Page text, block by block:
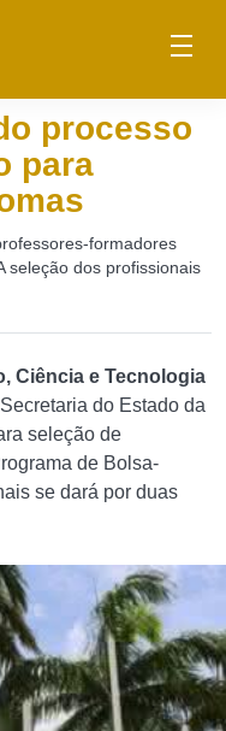
processo
para
formadores
seleção dos profissionais
Ciência e Tecnologia
do Estado da
seleção de
de Bolsa-
se dará por duas